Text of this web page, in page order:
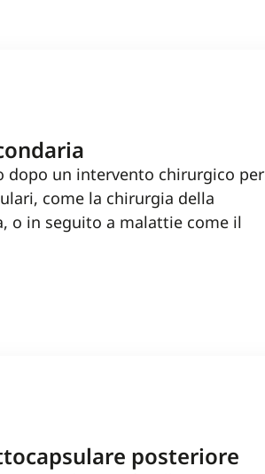
dopo un intervento chirurgico per
come la chirurgia della
o in seguito a malattie come il
posteriore